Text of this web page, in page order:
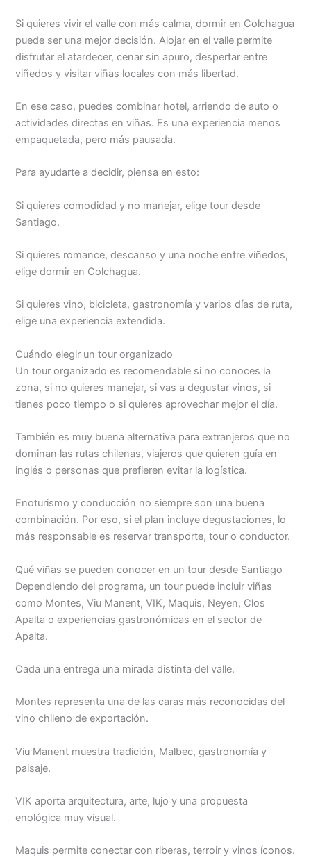
Si quieres vivir el valle con más calma, dormir en Colchagua
puede ser una mejor decisión. Alojar en el valle permite
disfrutar el atardecer, cenar sin apuro, despertar entre
viñedos y visitar viñas locales con más libertad.
En ese caso, puedes combinar hotel, arriendo de auto o
actividades directas en viñas. Es una experiencia menos
empaquetada, pero más pausada.
Para ayudarte a decidir, piensa en esto:
Si quieres comodidad y no manejar, elige tour desde
Santiago.
Si quieres romance, descanso y una noche entre viñedos,
elige dormir en Colchagua.
Si quieres vino, bicicleta, gastronomía y varios días de ruta,
elige una experiencia extendida.
Cuándo elegir un tour organizado
Un tour organizado es recomendable si no conoces la
zona, si no quieres manejar, si vas a degustar vinos, si
tienes poco tiempo o si quieres aprovechar mejor el día.
También es muy buena alternativa para extranjeros que no
dominan las rutas chilenas, viajeros que quieren guía en
inglés o personas que prefieren evitar la logística.
Enoturismo y conducción no siempre son una buena
combinación. Por eso, si el plan incluye degustaciones, lo
más responsable es reservar transporte, tour o conductor.
Qué viñas se pueden conocer en un tour desde Santiago
Dependiendo del programa, un tour puede incluir viñas
como Montes, Viu Manent, VIK, Maquis, Neyen, Clos
Apalta o experiencias gastronómicas en el sector de
Apalta.
Cada una entrega una mirada distinta del valle.
Montes representa una de las caras más reconocidas del
vino chileno de exportación.
Viu Manent muestra tradición, Malbec, gastronomía y
paisaje.
VIK aporta arquitectura, arte, lujo y una propuesta
enológica muy visual.
Maquis permite conectar con riberas, terroir y vinos íconos.